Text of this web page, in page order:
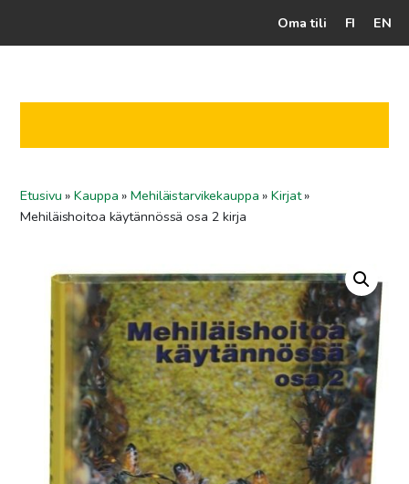
Oma tili FI EN
Jälleenmyyjät
Yhteydenotto
Ohjeet ja vinkit
Etusivu »Kauppa »Mehiläistarvikekauppa »Kirjat»
Mehiläishoitoa käytännössä osa 2 kirja